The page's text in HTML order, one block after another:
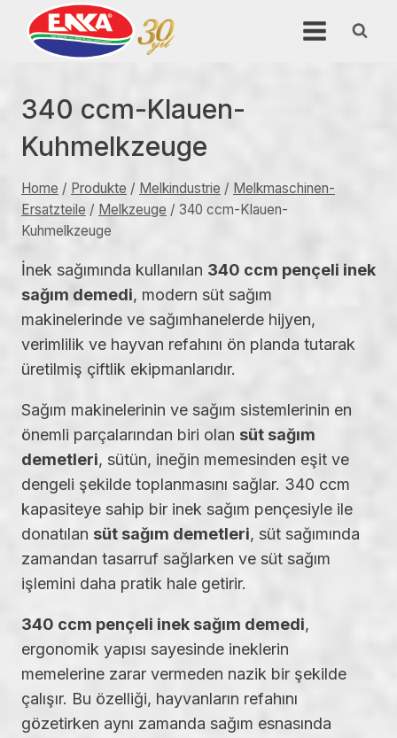
340 ccm-Klauen-
Kuhmelkzeuge
Home / Produkte / Melkindustrie / Melkmaschinen-
Ersatzteile / Melkzeuge / 340 ccm-Klauen-
Kuhmelkzeuge
İnek sağımında kullanılan 340 ccm pençeli inek
sağım demedi, modern süt sağım
makinelerinde ve sağımhanelerde hijyen,
verimlilik ve hayvan refahını ön planda tutarak
üretilmiş çiftlik ekipmanlarıdır.
Sağım makinelerinin ve sağım sistemlerinin en
önemli parçalarından biri olan süt sağım
demetleri, sütün, ineğin memesinden eşit ve
dengeli şekilde toplanmasını sağlar. 340 ccm
kapasiteye sahip bir inek sağım pençesiyle ile
donatılan süt sağım demetleri, süt sağımında
zamandan tasarruf sağlarken ve süt sağım
işlemini daha pratik hale getirir.
340 ccm pençeli inek sağım demedi,
ergonomik yapısı sayesinde ineklerin
memelerine zarar vermeden nazik bir şekilde
çalışır. Bu özelliği, hayvanların refahını
gözetirken aynı zamanda sağım esnasında